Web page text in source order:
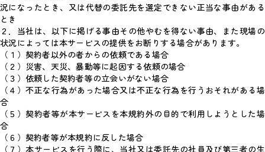
況になったとき、又は代替の委託先を選定できない正当な事由がある
とき
２．当社は、以下に掲げる事由その他やむを得ない事由、また現場の
状況によっては本サービスの提供をお断りする場合があります。
（１）契約者以外の者からの依頼である場合
（２）災害、天災、暴動等に起因する依頼の場合
（３）依頼した契約者等の立会いがない場合
（４）不正な行為があった場合又は不正な行為を行うおそれがある場
合
（５）契約者等が本サービスを本規約外の目的で利用しようとした場
合
（６）契約者等が本規約に反した場合
（７）本サービスを行う際に、当社又は委託先の社員及び第三者の生